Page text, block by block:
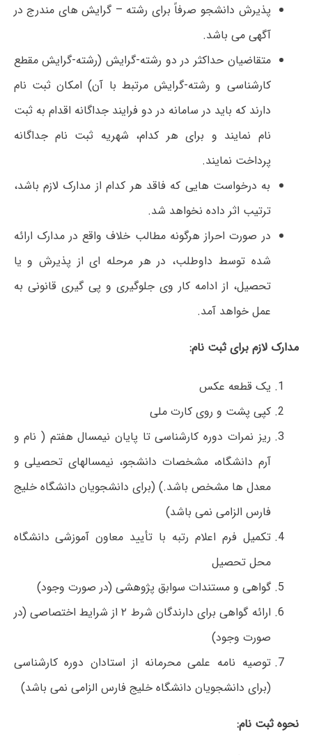
پذیرش دانشجو صرفاً برای رشته – گرایش های مندرج در
آگهی می باشد.
متقاضیان حداکثر در دو رشته-گرایش (رشته-گرایش مقطع
کارشناسی و رشته-گرایش مرتبط با آن) امکان ثبت نام
دارند که باید در سامانه در دو فرایند جداگانه اقدام به ثبت
نام نمایند و برای هر کدام، شهریه ثبت نام جداگانه
پرداخت نمایند.
به درخواست هایی که فاقد هر کدام از مدارک لازم باشد،
ترتیب اثر داده نخواهد شد.
در صورت احراز هرگونه مطالب خلاف واقع در مدارک ارائه
شده توسط داوطلب، در هر مرحله ای از پذیرش و یا
تحصیل، از ادامه کار وی جلوگیری و پی گیری قانونی به
عمل خواهد آمد.
مدارک لازم برای ثبت نام:
یک قطعه عکس
کپی پشت و روی کارت ملی
ریز نمرات دوره کارشناسی تا پایان نیمسال هفتم ( نام و
آرم دانشگاه، مشخصات دانشجو، نیمسالهای تحصیلی و
معدل ها مشخص باشد.) (برای دانشجویان دانشگاه خلیج
فارس الزامی نمی باشد)
تکمیل فرم اعلام رتبه با تأیید معاون آموزشی دانشگاه
محل تحصیل
گواهی و مستندات سوابق پژوهشی (در صورت وجود)
ارائه گواهی برای دارندگان شرط ۲ از شرایط اختصاصی (در
صورت وجود)
توصیه نامه علمی محرمانه از استادان دوره کارشناسی
(برای دانشجویان دانشگاه خلیج فارس الزامی نمی باشد)
نحوه ثبت نام: